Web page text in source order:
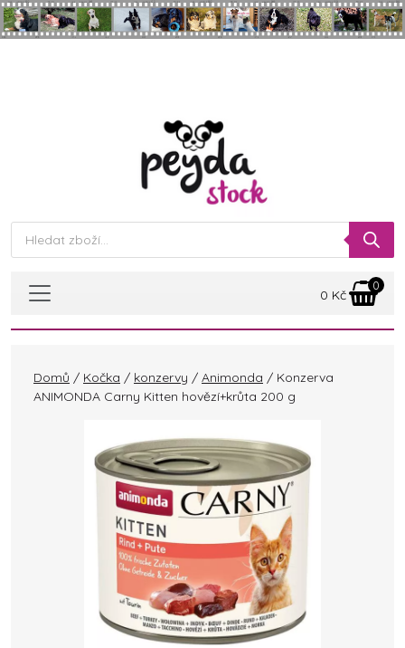
Skip to main content
Products
search
0 Kč
0
Domů / Kočka / konzervy / Animonda / Konzerva
ANIMONDA Carny Kitten hovězí+krůta 200 g